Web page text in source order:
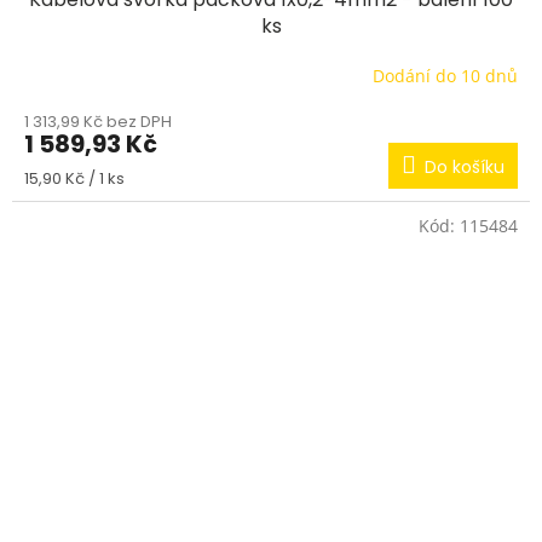
ks
Dodání do 10 dnů
1 313,99 Kč bez DPH
1 589,93 Kč
Měrná
cena:
15,90 Kč / 1 ks Do košíku
Kód: 115484